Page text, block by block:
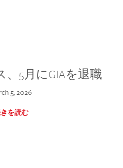
、5月にGIAを退職
5, 2026
を読む